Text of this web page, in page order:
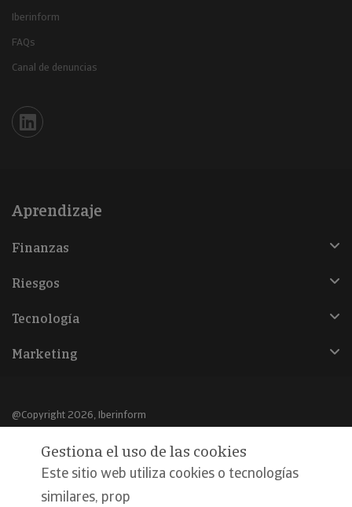
Iberinform
FAQs
Canal de denuncias
Iberinform en Linkedin
Aprendizaje
Finanzas
Riesgos
Tecnología
Marketing
@Copyright 2026, Iberinform
Aviso legal
Política de cookies
Gestiona el uso de las cookies
Este sitio web utiliza cookies o tecnologías
similares, prop